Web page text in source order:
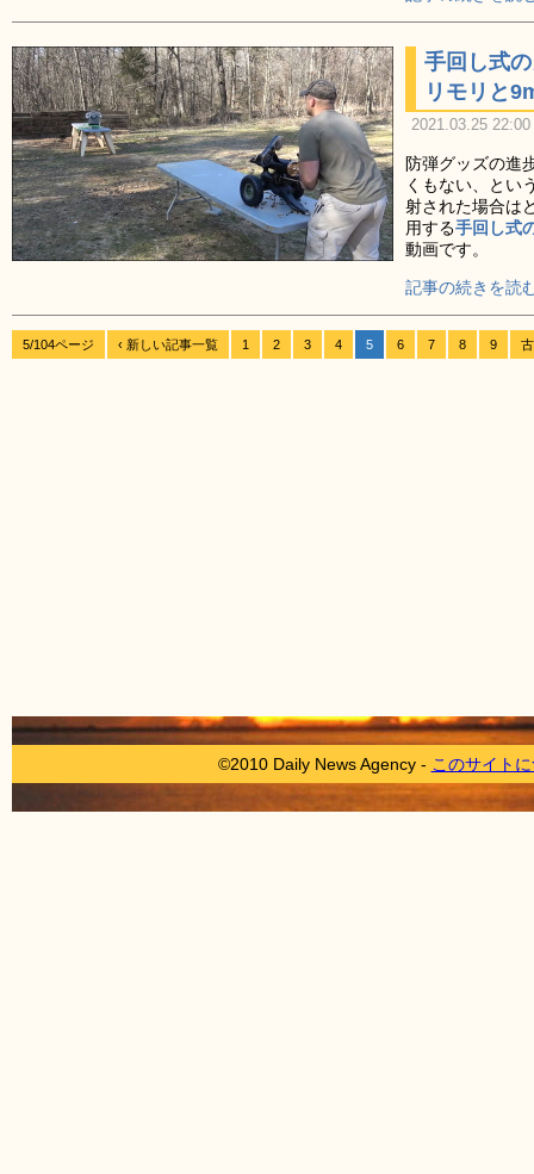
手回し式
リモリと
2021.03.25
防弾グッズの進
くもない、とい
射された場合は
用する手回し式
動画です。
記事の続きを読
5/104ページ ‹ 新しい記事一覧 1 2 3 4 5 6 7 8 9
©2010 Daily News Agency - このサイト